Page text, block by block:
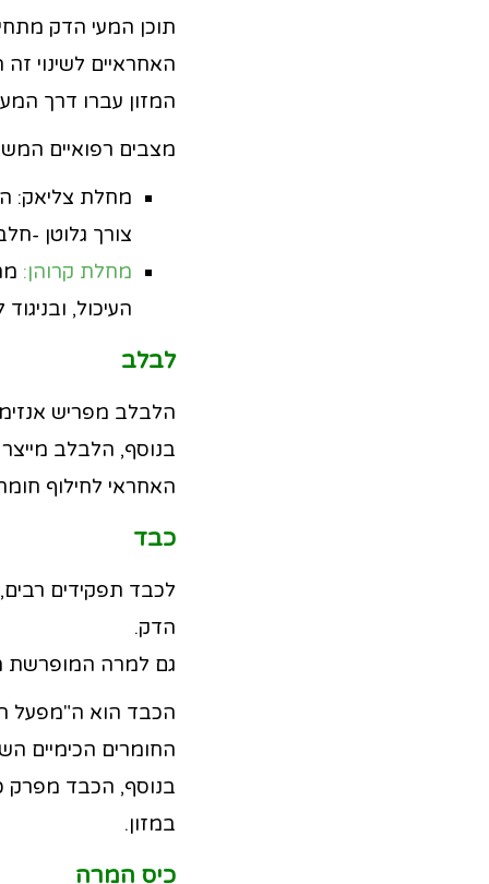
תוכן המעי הדק
האחראיים לשינוי
המזון עברו דרך
מצבים רפואיים
מחלת צליאק:
צורך גלוטן -
מחלת קרוהן:
העיכול,
לבלב
הלבלב מפריש
בנוסף, הלבלב מייצר
האחראי לחילוף
כבד
לכבד תפקידים
הדק.
גם למרה המופרשת
הכבד הוא ה"מפעל
החומרים הכימיים
בנוסף, הכבד מפרק
במזון.
כיס המרה